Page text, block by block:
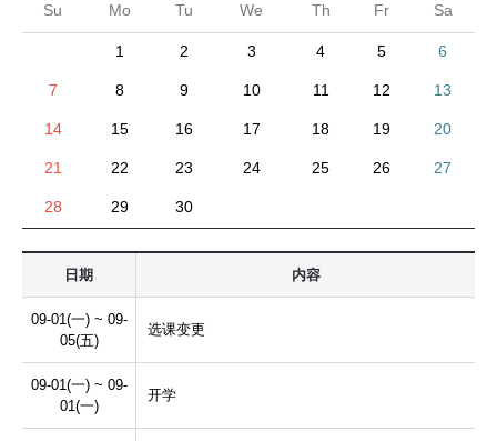
Su Mo Tu We Th Fr Sa
1 2 3 4 5 6
7 8 9 10 11 12 13
14 15 16 17 18 19 20
21 22 23 24 25 26 27
28 29 30
日期 内容
09-01(一) ~ 09-
05(五)
选课变更
09-01(一) ~ 09-
01(一)
开学